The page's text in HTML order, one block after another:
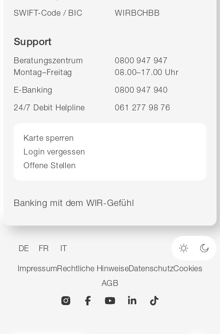
SWIFT-Code / BIC
WIRBCHBB
Support
Beratungszentrum
0800 947 947
Montag–Freitag
08.00–17.00 Uhr
E-Banking
0800 947 940
24/7 Debit Helpline
061 277 98 76
Karte sperren
Login vergessen
Offene Stellen
Banking mit dem WIR-Gefühl
DE FR IT
Heller
ImpressumRechtliche HinweiseDatenschutzCookies
AGB
InstagramFacebookYouTubeLinkedin